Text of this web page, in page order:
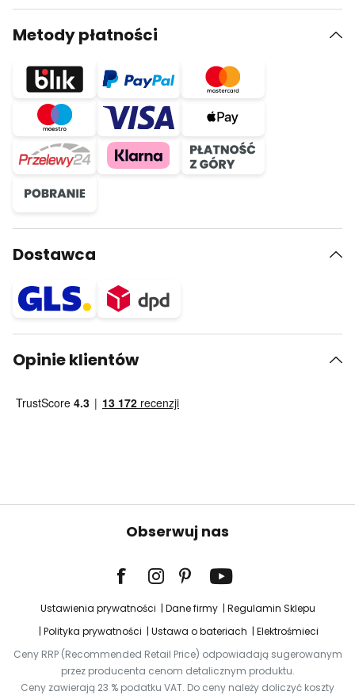
Metody płatności
Dostawca
Opinie klientów
Obserwuj nas
Ustawienia prywatności Dane firmy
Regulamin Sklepu
Polityka prywatności
Ustawa o bateriach
Elektrośmieci
Ceny RRP (Recommended Retail Price) odpowiadają sugerowanym
przez producenta cenom detalicznym produktu.
Ceny zawierają 23 % podatku VAT. Do ceny należy doliczyć koszty